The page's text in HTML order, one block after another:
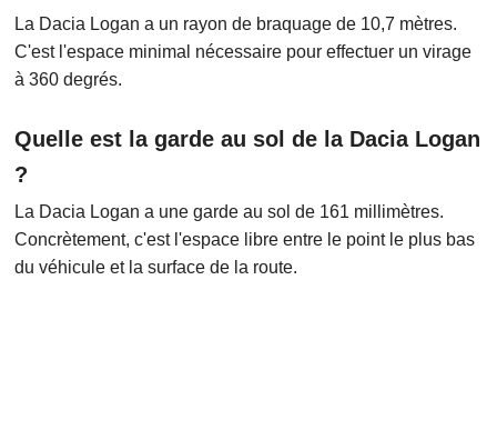
La Dacia Logan a un rayon de braquage de 10,7 mètres.
C'est l'espace minimal nécessaire pour effectuer un virage
à 360 degrés.
Quelle est la garde au sol de la Dacia Logan
?
La Dacia Logan a une garde au sol de 161 millimètres.
Concrètement, c'est l'espace libre entre le point le plus bas
du véhicule et la surface de la route.